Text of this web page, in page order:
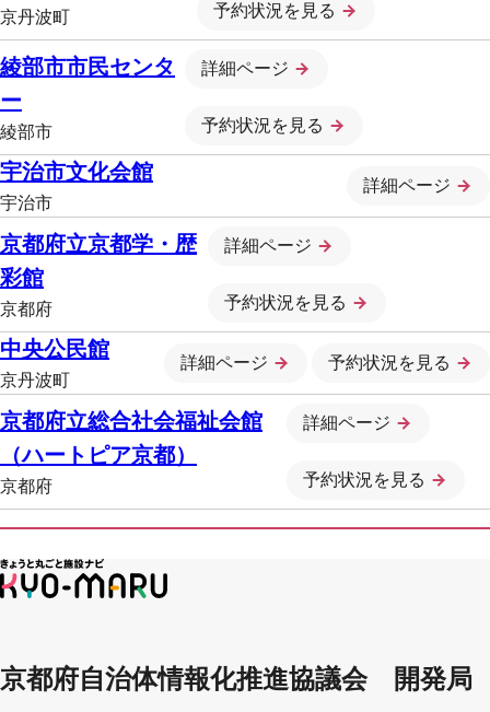
京丹波町 予約状況を見る
綾部市市民センタ
ー
綾部市
詳細ページ
予約状況を見る
宇治市文化会館
宇治市
詳細ページ
京都府立京都学・歴
彩館
京都府
詳細ページ
予約状況を見る
中央公民館
京丹波町
詳細ページ 予約状況を見る
京都府立総合社会福祉会館
（ハートピア京都）
京都府
詳細ページ
予約状況を見る
京都府自治体情報化推進協議会 開発局